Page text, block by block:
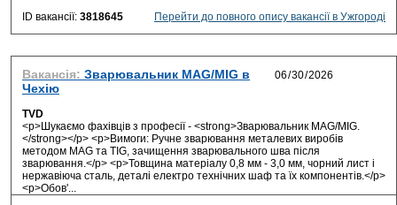
ID вакансії: 3818645 Перейти до повного опису вакансії в Ужгороді
Вакансія: Зварювальник MАG/MIG в
Чехію
TVD
<p>Шукаємо фахівців з професії - <strong>Зварювальник MАG/MIG.
</strong></p> <p>Вимоги: Ручне зварювання металевих виробів
методом МAG та ТIG, зачищення зварювального шва після
зварювання.</p> <p>Товщина матеріалу 0,8 мм - 3,0 мм, чорний лист і
нержавіюча сталь, деталі електро технічних шаф та їх компонентів.</p>
<p>Обов'...